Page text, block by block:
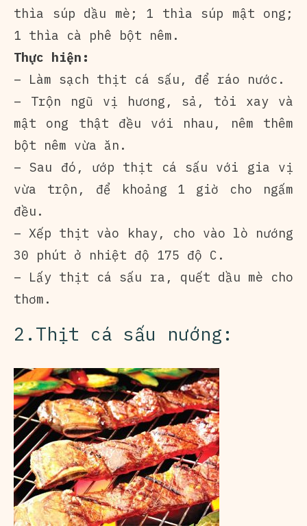
thìa súp dầu mè; 1 thìa súp mật ong;
1 thìa cà phê bột nêm.
Thực hiện:
– Làm sạch thịt cá sấu, để ráo nước.
– Trộn ngũ vị hương, sả, tỏi xay và
mật ong thật đều với nhau, nêm thêm
bột nêm vừa ăn.
– Sau đó, ướp thịt cá sấu với gia vị
vừa trộn, để khoảng 1 giờ cho ngấm
đều.
– Xếp thịt vào khay, cho vào lò nướng
30 phút ở nhiệt độ 175 độ C.
– Lấy thịt cá sấu ra, quết dầu mè cho
thơm.
2.Thịt cá sấu nướng: